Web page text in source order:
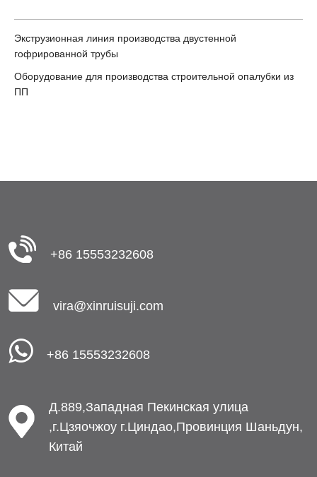
Экструзионная линия производства двустенной
гофрированной трубы
Оборудование для производства строительной опалубки из
ПП
+86 15553232608
vira@xinruisuji.com
+86 15553232608
Д.889,Западная Пекинская улица
,г.Цзяочжоу г.Циндао,Провинция Шаньдун,
Китай